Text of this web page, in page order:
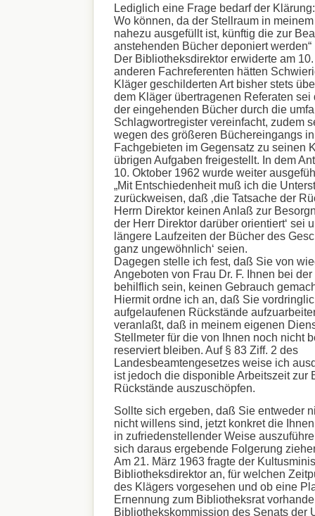
Lediglich eine Frage bedarf der Klärung:
Wo können, da der Stellraum in
nahezu ausgefüllt ist, künftig die zur
anstehenden Bücher deponiert werden“
Der Bibliotheksdirektor erwiderte am
anderen Fachreferenten hätten
Kläger geschilderten Art bisher stets
dem Kläger übertragenen Referaten sei
der eingehenden Bücher durch die
Schlagwortregister vereinfacht, zudem
wegen des größeren Büchereingangs
Fachgebieten im Gegensatz zu seinen
übrigen Aufgaben freigestellt. In dem
10. Oktober 1962 wurde weiter
„Mit Entschiedenheit muß ich die
zurückweisen, daß ‚die Tatsache der
Herrn Direktor keinen Anlaß zur
der Herr Direktor darüber orientiert‘ sei
längere Laufzeiten der Bücher des
ganz ungewöhnlich‘ seien.
Dagegen stelle ich fest, daß Sie von
Angeboten von Frau Dr. F. Ihnen bei
behilflich sein, keinen Gebrauch
Hiermit ordne ich an, daß Sie
aufgelaufenen Rückstände
veranlaßt, daß in meinem eigenen
Stellmeter für die von Ihnen noch nicht
reserviert bleiben. Auf § 83 Ziff. 2 des
Landesbeamtengesetzes weise ich
ist jedoch die disponible Arbeitszeit zur
Rückstände auszuschöpfen.
Sollte sich ergeben, daß Sie entweder
nicht willens sind, jetzt konkret die
in zufriedenstellender Weise
sich daraus ergebende Folgerung
Am 21. März 1963 fragte der
Bibliotheksdirektor an, für welchen
des Klägers vorgesehen und ob eine
Ernennung zum Bibliotheksrat
Bibliothekskommission des Senats der